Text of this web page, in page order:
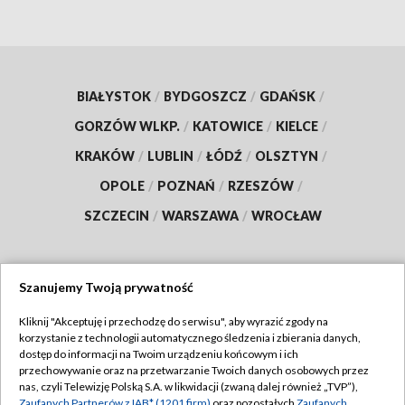
BIAŁYSTOK / BYDGOSZCZ / GDAŃSK /
GORZÓW WLKP. / KATOWICE / KIELCE /
KRAKÓW / LUBLIN / ŁÓDŹ / OLSZTYN /
OPOLE / POZNAŃ / RZESZÓW /
SZCZECIN / WARSZAWA / WROCŁAW
TVP
Abonament TVP
Emisja w TVP
Regulamin TVP
Szanujemy Twoją prywatność
Kliknij "Akceptuję i przechodzę do serwisu", aby wyrazić zgody na
korzystanie z technologii automatycznego śledzenia i zbierania danych,
dostęp do informacji na Twoim urządzeniu końcowym i ich
przechowywanie oraz na przetwarzanie Twoich danych osobowych przez
nas, czyli Telewizję Polską S.A. w likwidacji (zwaną dalej również „TVP”),